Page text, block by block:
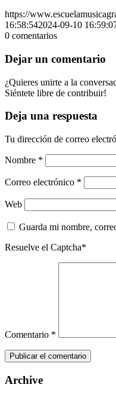
https://
16:58:542024-09-10
0 comentarios
Dejar un comentario
¿Quieres unirte a la
Siéntete libre de contribuir!
Deja una respuesta
Tu dirección de correo
Nombre *
Correo electrónico *
Web
Guarda mi nombre,
Resuelve el Captcha*
Comentario *
Archive